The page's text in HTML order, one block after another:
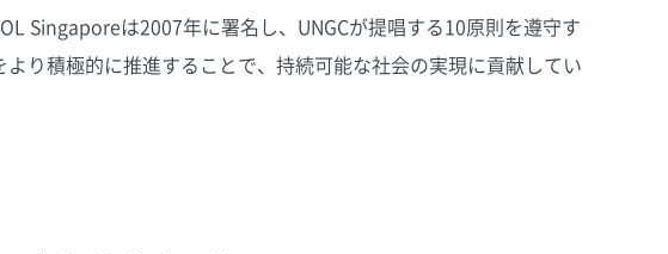
Singaporeは2007年に署名し、UNGCが提唱する10原則を遵守す
り積極的に推進することで、持続可能な社会の実現に貢献してい